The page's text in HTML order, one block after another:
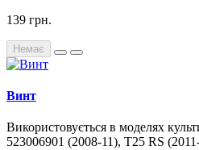
139 грн.
Немає
Винт
Використовується в моделях
523006901 (2008-11), T25 RS